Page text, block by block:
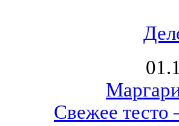
Свежее тесто